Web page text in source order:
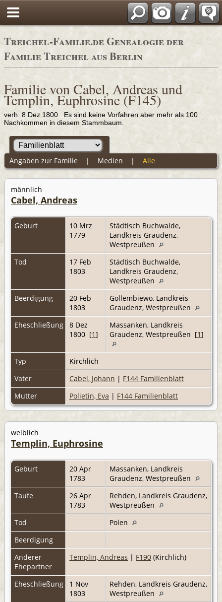
Adressbücher
Treichel-Familie.de Genealogie der
Familie Treichel aus Berlin
Familie von Cabel, Andreas und
Templin, Euphrosine (F145)
verh. 8 Dez 1800 Es sind keine Vorfahren aber mehr als 100
Nachkommen in diesem Stammbaum.
Angaben zur Familie | Medien | Alle
männlich
Cabel, Andreas
Geburt
10 Mrz
1779
Städtisch Buchwalde,
Landkreis Graudenz,
Westpreußen
Tod
17 Feb
1803
Städtisch Buchwalde,
Landkreis Graudenz,
Westpreußen
Beerdigung
20 Feb
1803
Gollembiewo, Landkreis
Graudenz, Westpreußen
Eheschließung
8 Dez
1800 [1]
Massanken, Landkreis
Graudenz, Westpreußen [1]
Typ
Kirchlich
Vater
Cabel, Johann | F144 Familienblatt
Mutter
Polietin, Eva | F144 Familienblatt
weiblich
Templin, Euphrosine
Geburt
20 Apr
1783
Massanken, Landkreis
Graudenz, Westpreußen
Taufe
26 Apr
1783
Rehden, Landkreis Graudenz,
Westpreußen
Tod
Polen
Beerdigung
Anderer
Ehepartner
Templin, Andreas | F190 (Kirchlich)
Eheschließung
1 Nov
1803
Rehden, Landkreis Graudenz,
Westpreußen